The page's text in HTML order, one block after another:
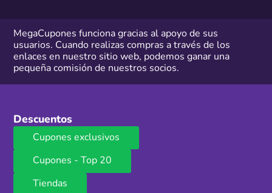
MegaCupones funciona gracias al apoyo de sus
usuarios. Cuando realizas compras a través de los
enlaces en nuestro sitio web, podemos ganar una
pequeña comisión de nuestros socios.
Descuentos
Cupones exclusivos
Cupones - Top 20
Tiendas